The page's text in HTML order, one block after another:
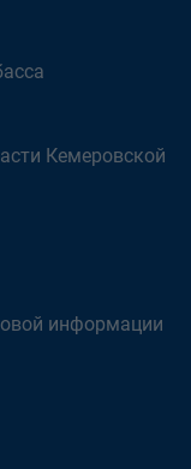
Кемеровской
информации